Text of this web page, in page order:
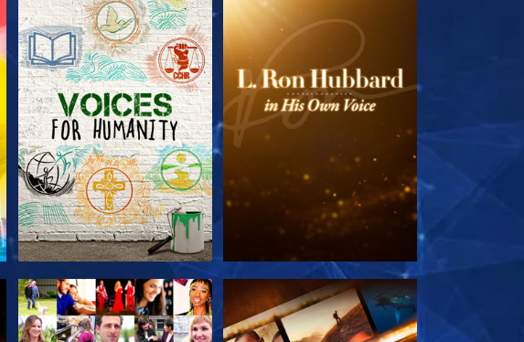
VERKEN DE SERIE VERKEN DE SERIE